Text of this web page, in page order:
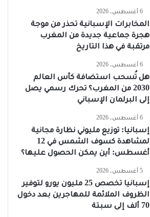
6 أغسطس، 2026
المخابرات الإسبانية تحذر من موجة
هجرة جماعية جديدة من المغرب
مرتقبة في هذا التاريخ
6 أغسطس، 2026
هل تُسحب استضافة كأس العالم
2030 من المغرب؟ تحرك رسمي يصل
إلى البرلمان الإسباني
6 أغسطس، 2026
إسبانيا: توزيع مليوني نظارة مجانية
لمشاهدة كسوف الشمس في 12
أغسطس: أين يمكن الحصول عليها؟
5 أغسطس، 2026
إسبانيا تخصص 25 مليون يورو لتوفير
الظروف الملائمة للمهاجرين بعد دخول
70 ألف إلى سبتة